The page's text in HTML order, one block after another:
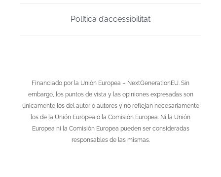
Política d’accessibilitat
Financiado por la Unión Europea – NextGenerationEU. Sin
embargo, los puntos de vista y las opiniones expresadas son
únicamente los del autor o autores y no reflejan necesariamente
los de la Unión Europea o la Comisión Europea. Ni la Unión
Europea ni la Comisión Europea pueden ser consideradas
responsables de las mismas.